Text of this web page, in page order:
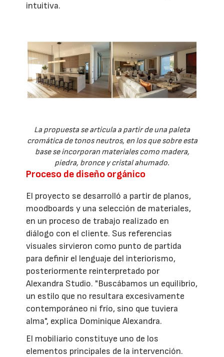
intuitiva.
La propuesta se articula a partir de una paleta
cromática de tonos neutros, en los que sobre esta
base se incorporan materiales como madera,
piedra, bronce y cristal ahumado.
Proceso de diseño orgánico
El proyecto se desarrolló a partir de planos,
moodboards y una selección de materiales,
en un proceso de trabajo realizado en
diálogo con el cliente. Sus referencias
visuales sirvieron como punto de partida
para definir el lenguaje del interiorismo,
posteriormente reinterpretado por
Alexandra Studio. "Buscábamos un equilibrio,
un estilo que no resultara excesivamente
contemporáneo ni frío, sino que tuviera
alma", explica Dominique Alexandra.
El mobiliario constituye uno de los
elementos principales de la intervención.